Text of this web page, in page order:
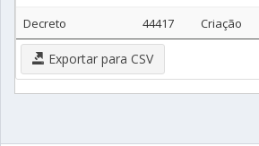
Decreto
44417 Criação
Exportar para CSV